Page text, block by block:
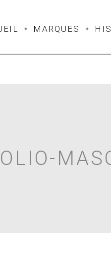
MARQUES